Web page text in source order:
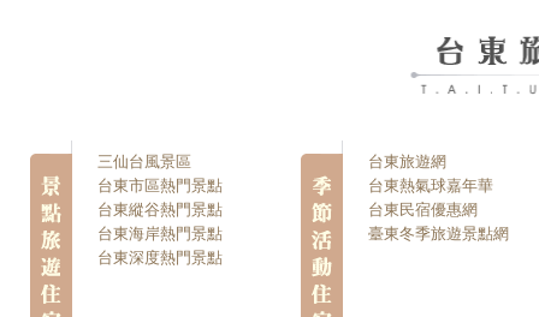
三仙台風景區
台東市區熱門景點
台東縱谷熱門景點
台東海岸熱門景點
台東深度熱門景點
台東旅遊網
台東熱氣球嘉年華
台東民宿優惠網
臺東冬季旅遊景點網